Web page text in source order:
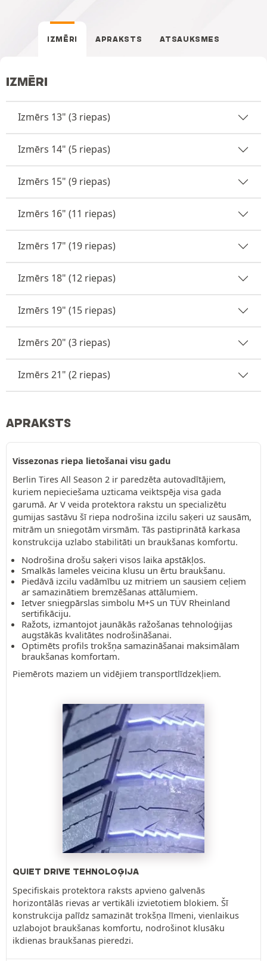
IZMĒRI APRAKSTS ATSAUKSMES
IZMĒRI
Izmērs 13" (3 riepas)
Izmērs 14" (5 riepas)
Izmērs 15" (9 riepas)
Izmērs 16" (11 riepas)
Izmērs 17" (19 riepas)
Izmērs 18" (12 riepas)
Izmērs 19" (15 riepas)
Izmērs 20" (3 riepas)
Izmērs 21" (2 riepas)
APRAKSTS
Vissezonas riepa lietošanai visu gadu
Berlin Tires All Season 2 ir paredzēta autovadītājiem,
kuriem nepieciešama uzticama veiktspēja visa gada
garumā. Ar V veida protektora rakstu un specializētu
gumijas sastāvu šī riepa nodrošina izcilu saķeri uz sausām,
mitrām un sniegotām virsmām. Tās pastiprinātā karkasa
konstrukcija uzlabo stabilitāti un braukšanas komfortu.
Nodrošina drošu saķeri visos laika apstākļos.
Smalkās lameles veicina klusu un ērtu braukšanu.
Piedāvā izcilu vadāmību uz mitriem un sausiem ceļiem
ar samazinātiem bremzēšanas attālumiem.
Ietver sniegpārslas simbolu M+S un TÜV Rheinland
sertifikāciju.
Ražots, izmantojot jaunākās ražošanas tehnoloģijas
augstākās kvalitātes nodrošināšanai.
Optimēts profils trokšņa samazināšanai maksimālam
braukšanas komfortam.
Piemērots maziem un vidējiem transportlīdzekļiem.
QUIET DRIVE TEHNOLOĢIJA
Specifiskais protektora raksts apvieno galvenās
horizontālās rievas ar vertikāli izvietotiem blokiem. Šī
konstrukcija palīdz samazināt trokšņa līmeni, vienlaikus
uzlabojot braukšanas komfortu, nodrošinot klusāku
ikdienas braukšanas pieredzi.